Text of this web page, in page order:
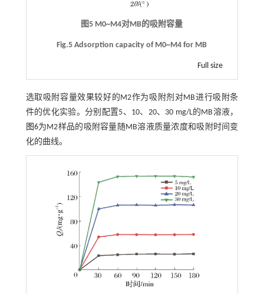
图5 M0~M4对MB的吸附容量
Fig.5 Adsorption capacity of M0~M4 for MB
Full size
选取吸附容量效果较好的M2作为吸附剂对MB进行吸附条
件的优化实验。分别配置5、10、20、30 mg/L的MB溶液，
图6为M2样品的吸附容量随MB溶液质量浓度和吸附时间变
化的曲线。